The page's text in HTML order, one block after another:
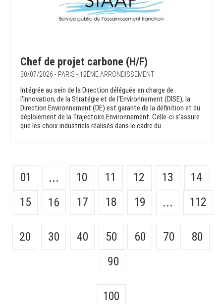
Chef de projet carbone (H/F)
30/07/2026 - PARIS - 12ÈME ARRONDISSEMENT
Intégrée au sein de la Direction déléguée en charge de
l'Innovation, de la Stratégie et de l'Environnement (DISE), la
Direction Environnement (DE) est garante de la définition et du
déploiement de la Trajectoire Environnement. Celle-ci s'assure
que les choix industriels réalisés dans le cadre du...
01 ... 10 11 12 13
14
15
16 17 18 19 ... 112
20 30 40 50 60 70
80
90
100